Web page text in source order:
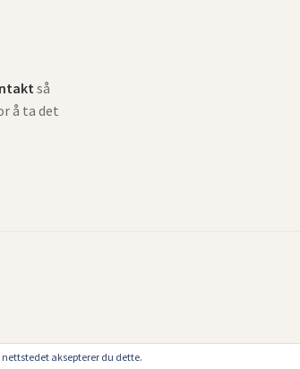
så
å ta det
aksepterer du dette.